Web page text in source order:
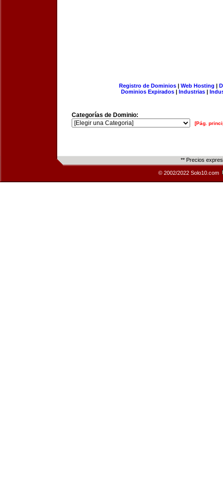
Registro de Dominios| Web Hosting |
Dominios Expirados | Industrias |
Categorías de Dominio:
[Pág.
** Precios
© 2002/2022 Solo10.com